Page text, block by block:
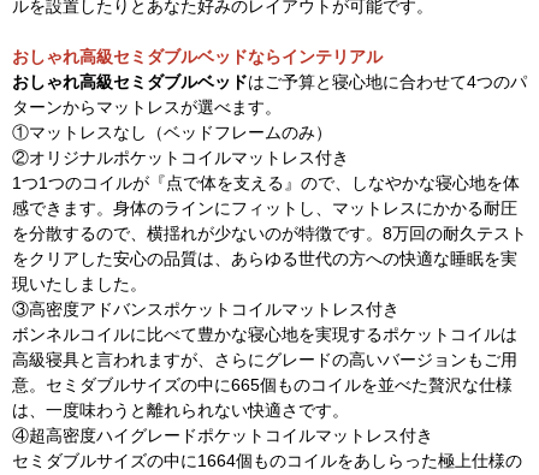
ルを設置したりとあなた好みのレイアウトが可能です。
おしゃれ高級セミダブルベッドならインテリアル
おしゃれ高級セミダブルベッドはご予算と寝心地に合わせて4つのパ
ターンからマットレスが選べます。
①マットレスなし（ベッドフレームのみ）
②オリジナルポケットコイルマットレス付き
1つ1つのコイルが『点で体を支える』ので、しなやかな寝心地を体
感できます。身体のラインにフィットし、マットレスにかかる耐圧
を分散するので、横揺れが少ないのが特徴です。8万回の耐久テスト
をクリアした安心の品質は、あらゆる世代の方への快適な睡眠を実
現いたしました。
③高密度アドバンスポケットコイルマットレス付き
ボンネルコイルに比べて豊かな寝心地を実現するポケットコイルは
高級寝具と言われますが、さらにグレードの高いバージョンもご用
意。セミダブルサイズの中に665個ものコイルを並べた贅沢な仕様
は、一度味わうと離れられない快適さです。
④超高密度ハイグレードポケットコイルマットレス付き
セミダブルサイズの中に1664個ものコイルをあしらった極上仕様の